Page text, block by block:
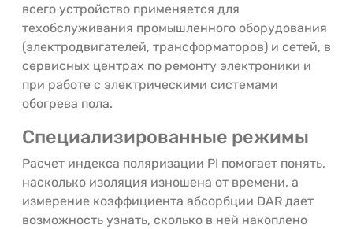
всего устройство применяется для
техобслуживания промышленного оборудования
(электродвигателей, трансформаторов) и сетей, в
сервисных центрах по ремонту электроники и
при работе с электрическими системами
обогрева пола.
Специализированные режимы
Расчет индекса поляризации PI помогает понять,
насколько изоляция изношена от времени, а
измерение коэффициента абсорбции DAR дает
возможность узнать, сколько в ней накоплено